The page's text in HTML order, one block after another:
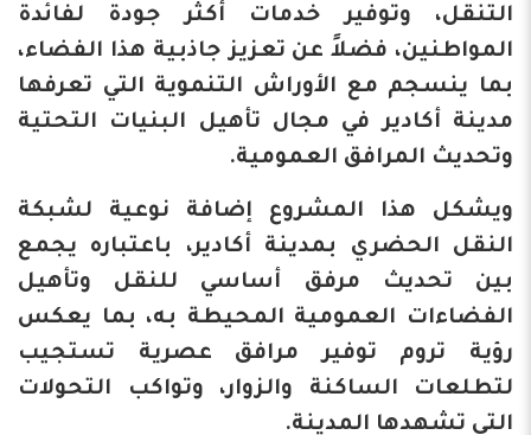
التنقل، وتوفير خدمات أكثر جودة لفائدة
المواطنين، فضلاً عن تعزيز جاذبية هذا الفضاء،
بما ينسجم مع الأوراش التنموية التي تعرفها
مدينة أكادير في مجال تأهيل البنيات التحتية
وتحديث المرافق العمومية.
ويشكل هذا المشروع إضافة نوعية لشبكة
النقل الحضري بمدينة أكادير، باعتباره يجمع
بين تحديث مرفق أساسي للنقل وتأهيل
الفضاءات العمومية المحيطة به، بما يعكس
رؤية تروم توفير مرافق عصرية تستجيب
لتطلعات الساكنة والزوار، وتواكب التحولات
التي تشهدها المدينة.